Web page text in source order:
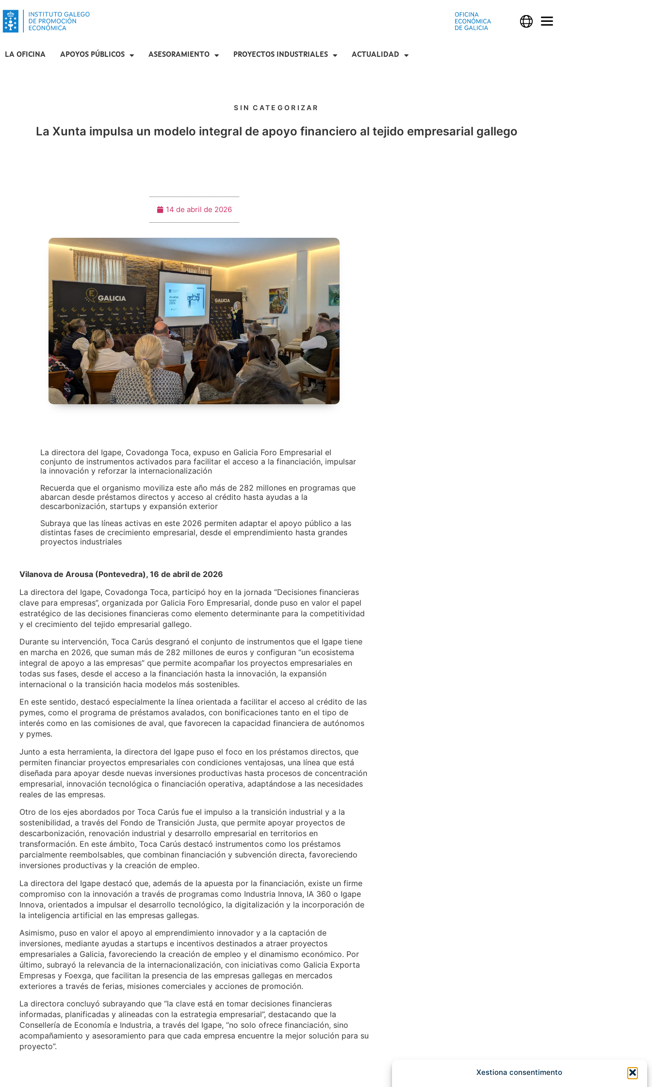
Xestiona consentimento
LA OFICINA APOYOS PÚBLICOS ASESORAMIENTO PROYECTOS INDUSTRIALES ACTUALIDAD
SIN CATEGORIZAR
La Xunta impulsa un modelo integral de apoyo financiero al tejido empresarial gallego
14 de abril de 2026
La directora del Igape, Covadonga Toca, expuso en Galicia Foro Empresarial el
conjunto de instrumentos activados para facilitar el acceso a la financiación, impulsar
la innovación y reforzar la internacionalización
Recuerda que el organismo moviliza este año más de 282 millones en programas que
abarcan desde préstamos directos y acceso al crédito hasta ayudas a la
descarbonización, startups y expansión exterior
Subraya que las líneas activas en este 2026 permiten adaptar el apoyo público a las
distintas fases de crecimiento empresarial, desde el emprendimiento hasta grandes
proyectos industriales
Vilanova de Arousa (Pontevedra), 16 de abril de 2026
La directora del Igape, Covadonga Toca, participó hoy en la jornada “Decisiones financieras
clave para empresas”, organizada por Galicia Foro Empresarial, donde puso en valor el papel
estratégico de las decisiones financieras como elemento determinante para la competitividad
y el crecimiento del tejido empresarial gallego.
Durante su intervención, Toca Carús desgranó el conjunto de instrumentos que el Igape tiene
en marcha en 2026, que suman más de 282 millones de euros y configuran “un ecosistema
integral de apoyo a las empresas” que permite acompañar los proyectos empresariales en
todas sus fases, desde el acceso a la financiación hasta la innovación, la expansión
internacional o la transición hacia modelos más sostenibles.
En este sentido, destacó especialmente la línea orientada a facilitar el acceso al crédito de las
pymes, como el programa de préstamos avalados, con bonificaciones tanto en el tipo de
interés como en las comisiones de aval, que favorecen la capacidad financiera de autónomos
y pymes.
Junto a esta herramienta, la directora del Igape puso el foco en los préstamos directos, que
permiten financiar proyectos empresariales con condiciones ventajosas, una línea que está
diseñada para apoyar desde nuevas inversiones productivas hasta procesos de concentración
empresarial, innovación tecnológica o financiación operativa, adaptándose a las necesidades
reales de las empresas.
Otro de los ejes abordados por Toca Carús fue el impulso a la transición industrial y a la
sostenibilidad, a través del Fondo de Transición Justa, que permite apoyar proyectos de
descarbonización, renovación industrial y desarrollo empresarial en territorios en
transformación. En este ámbito, Toca Carús destacó instrumentos como los préstamos
parcialmente reembolsables, que combinan financiación y subvención directa, favoreciendo
inversiones productivas y la creación de empleo.
La directora del Igape destacó que, además de la apuesta por la financiación, existe un firme
compromiso con la innovación a través de programas como Industria Innova, IA 360 o Igape
Innova, orientados a impulsar el desarrollo tecnológico, la digitalización y la incorporación de
la inteligencia artificial en las empresas gallegas.
Asimismo, puso en valor el apoyo al emprendimiento innovador y a la captación de
inversiones, mediante ayudas a startups e incentivos destinados a atraer proyectos
empresariales a Galicia, favoreciendo la creación de empleo y el dinamismo económico. Por
último, subrayó la relevancia de la internacionalización, con iniciativas como Galicia Exporta
Empresas y Foexga, que facilitan la presencia de las empresas gallegas en mercados
exteriores a través de ferias, misiones comerciales y acciones de promoción.
La directora concluyó subrayando que “la clave está en tomar decisiones financieras
informadas, planificadas y alineadas con la estrategia empresarial”, destacando que la
Consellería de Economía e Industria, a través del Igape, “no solo ofrece financiación, sino
acompañamiento y asesoramiento para que cada empresa encuentre la mejor solución para su
proyecto”.